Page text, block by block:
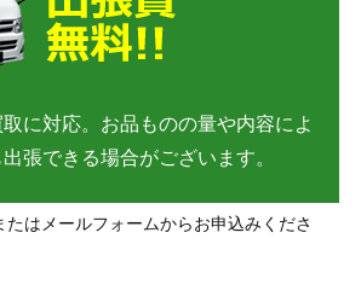
に対応。お品ものの量や内容によ
張できる場合がございます。
たはメールフォームからお申込みくださ